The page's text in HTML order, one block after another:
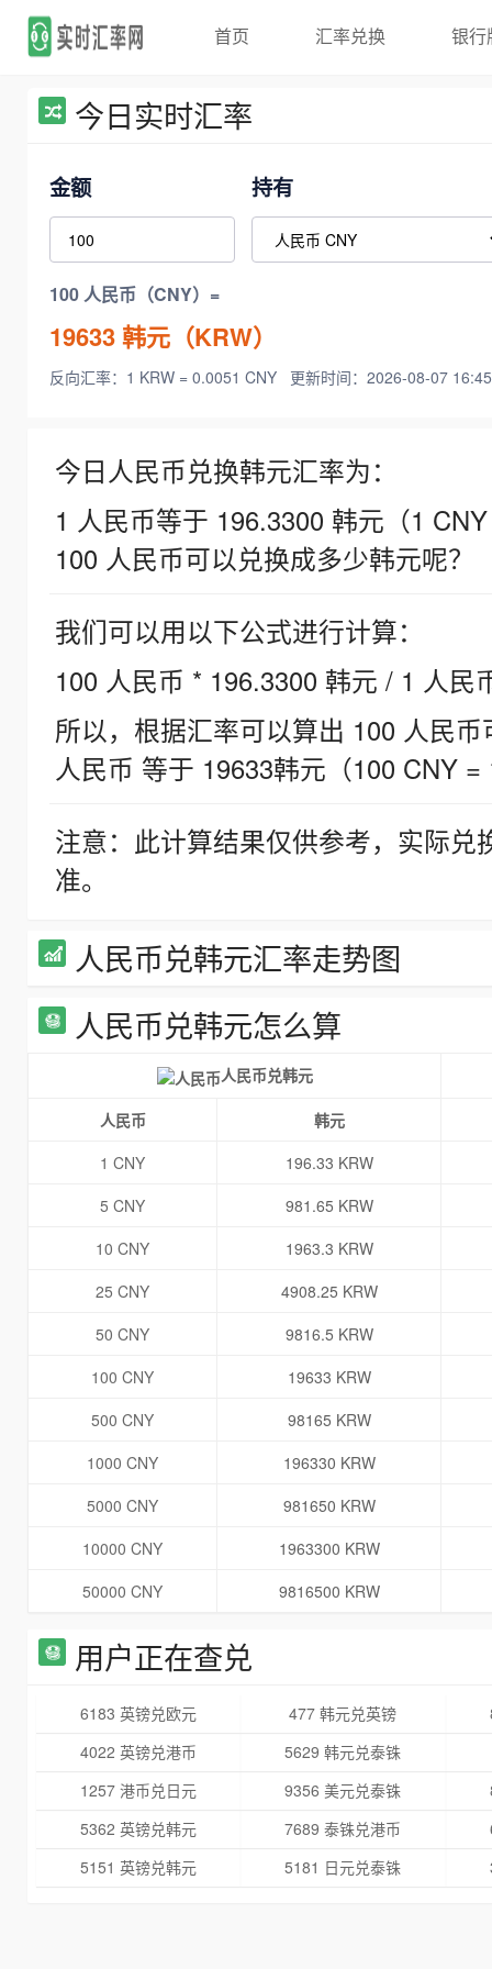
首页 汇率兑换 银行
今日实时汇率
金额 持有
100 人民币（CNY）=
19633韩元（KRW）
反向汇率：1 KRW = 0.0051 CNY 更新时间：2026-08-07
今日人民币兑换韩元汇率为：
1 人民币等于 196.3300 韩元（1
100 人民币可以兑换成多少韩元呢？
我们可以用以下公式进行计算：
100 人民币 * 196.3300 韩元 / 1 人民
所以，根据汇率可以算出 100 人民
人民币 等于 19633韩元（100 CNY =
注意：此计算结果仅供参考，实际
准。
人民币兑韩元汇率走势图
人民币兑韩元怎么算
人民币兑韩元
人民币
韩元
1 CNY
196.33 KRW
5 CNY
981.65 KRW
10 CNY
1963.3 KRW
25 CNY
4908.25 KRW
50 CNY
9816.5 KRW
100 CNY
19633 KRW
500 CNY
98165 KRW
1000 CNY
196330 KRW
5000 CNY
981650 KRW
10000 CNY
1963300 KRW
50000 CNY
9816500 KRW
用户正在查兑
6183 英镑兑欧元 477 韩元兑英镑
4022 英镑兑港币
5629 韩元兑泰铢
1257 港币兑日元
9356 美元兑泰铢
5362 英镑兑韩元
7689 泰铢兑港币
5151 英镑兑韩元
5181 日元兑泰铢